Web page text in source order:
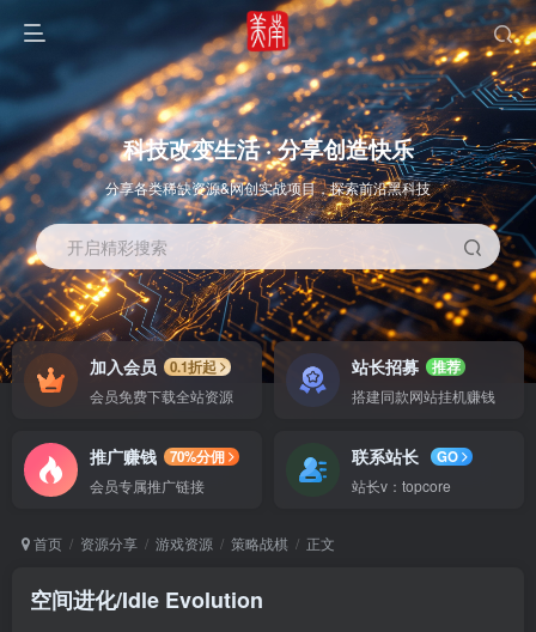
OS教程 SOFT教程
科技改变生活 · 分享创造快乐
分享各类稀缺资源&网创实战项目，探索前沿黑科技
开启精彩搜索
加入会员
0.1折起
会员免费下载全站资源
站长招募
推荐
搭建同款网站挂机赚钱
推广赚钱
70%分佣
会员专属推广链接
联系站长
GO
站长v：topcore
首页 资源分享 游戏资源 策略战棋 正文
空间进化/Idle Evolution